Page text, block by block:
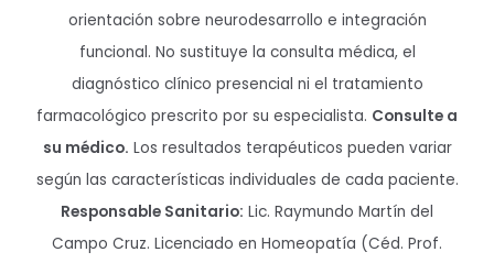
orientación sobre neurodesarrollo e integración
funcional. No sustituye la consulta médica, el
diagnóstico clínico presencial ni el tratamiento
farmacológico prescrito por su especialista. Consulte a
su médico. Los resultados terapéuticos pueden variar
según las características individuales de cada paciente.
Responsable Sanitario: Lic. Raymundo Martín del
Campo Cruz. Licenciado en Homeopatía (Céd. Prof.